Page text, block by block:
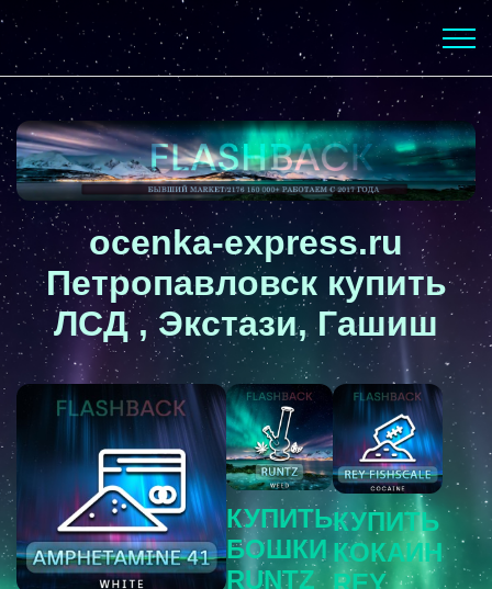
ocenka-express.ru
Петропавловск купить
ЛСД , Экстази, Гашиш
КУПИТЬ
БОШКИ
RUNTZ
КУПИТЬ
КОКАИН